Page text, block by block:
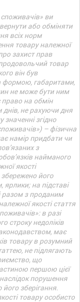
ви
або обміняти
всіх норм
товару належної
захист прав
товар
він був
формою, габаритами,
не може бути ним
на обмін
днів, не рахуючи дня
згідно
– фізична
намір придбати чи
з
найманого
якості
його
ярлики; на підставі
разом з проданим
якості стаття
в разі
строку недоліків
має
товару в розумний
не підлягають
що
першою цієї
порушення
зберігання.
товару особисто